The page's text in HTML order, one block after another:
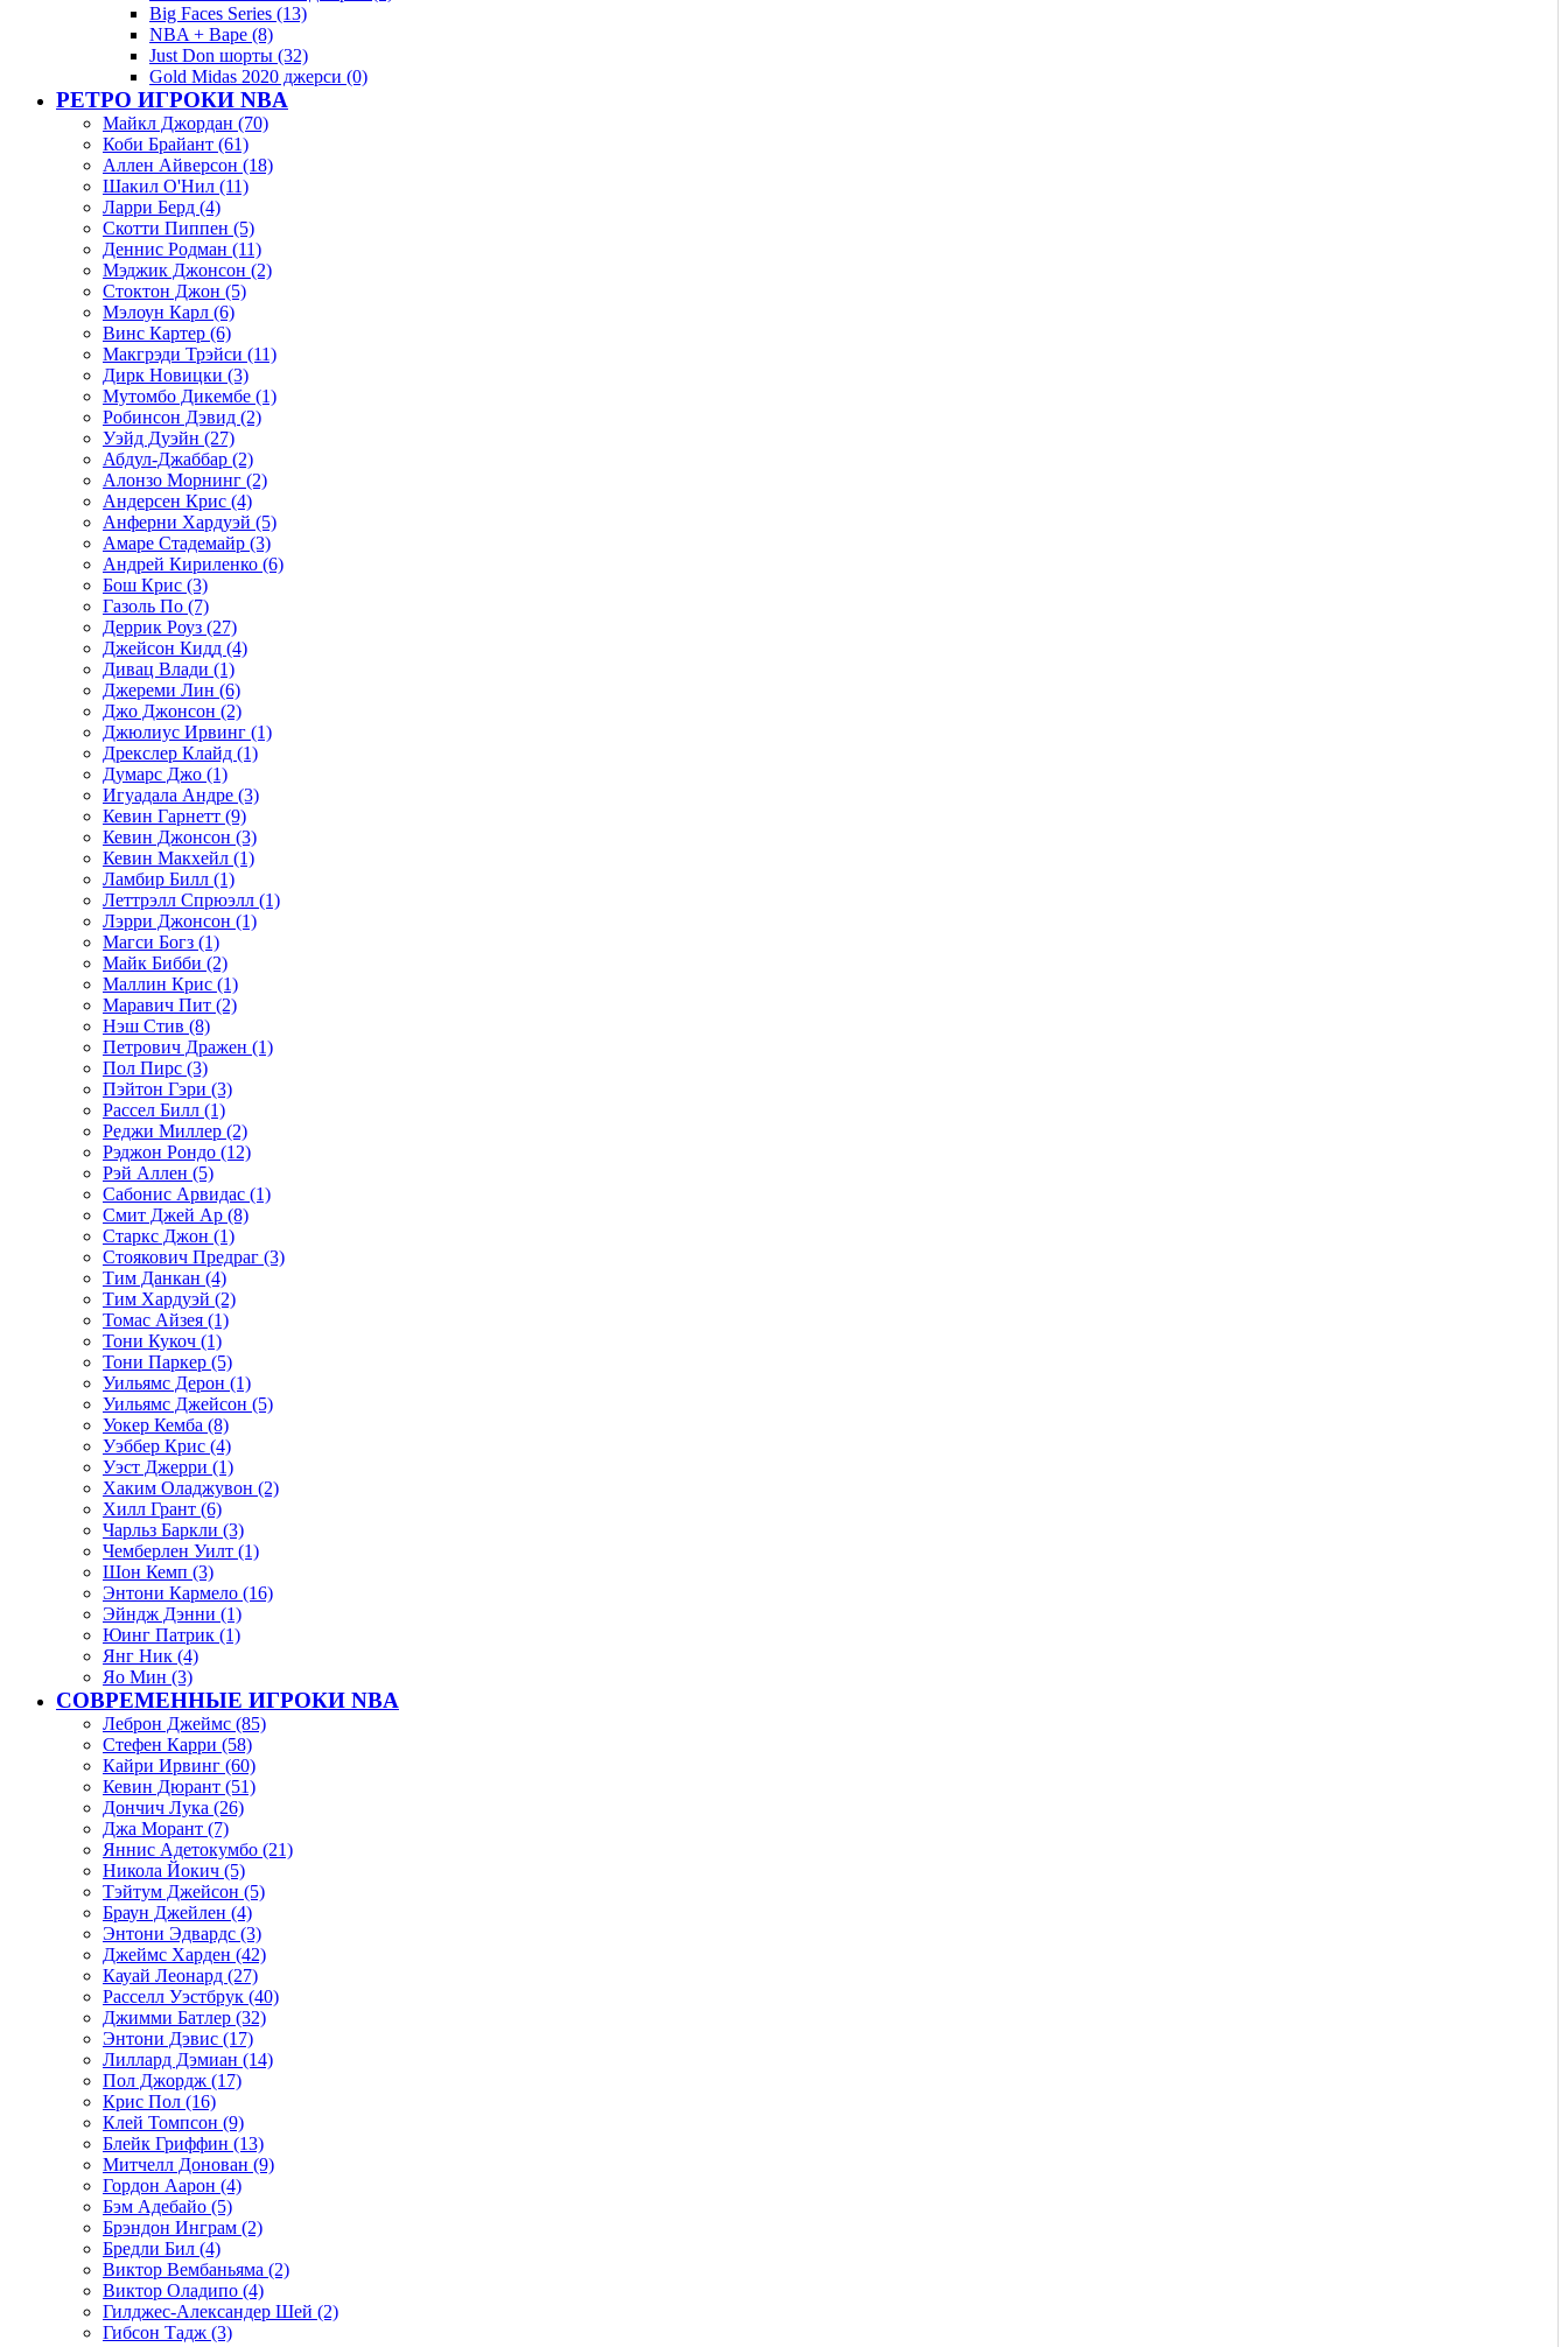
Big Faces Series (13)
NBA + Bape (8)
Just Don шорты (32)
Gold Midas 2020 джерси (0)
РЕТРО ИГРОКИ NBA
Майкл Джордан (70)
Коби Брайант (61)
Аллен Айверсон (18)
Шакил О'Нил (11)
Ларри Берд (4)
Скотти Пиппен (5)
Деннис Родман (11)
Мэджик Джонсон (2)
Стоктон Джон (5)
Мэлоун Карл (6)
Винс Картер (6)
Макгрэди Трэйси (11)
Дирк Новицки (3)
Мутомбо Дикембе (1)
Робинсон Дэвид (2)
Уэйд Дуэйн (27)
Абдул-Джаббар (2)
Алонзо Морнинг (2)
Андерсен Крис (4)
Анферни Xардуэй (5)
Амаре Стадемайр (3)
Андрей Кириленко (6)
Бош Крис (3)
Газоль По (7)
Деррик Роуз (27)
Джейсон Кидд (4)
Дивац Влади (1)
Джереми Лин (6)
Джо Джонсон (2)
Джюлиус Ирвинг (1)
Дрекслер Клайд (1)
Думарс Джо (1)
Игуадала Андре (3)
Кевин Гарнетт (9)
Кевин Джонсон (3)
Кевин Макхейл (1)
Ламбир Билл (1)
Леттрэлл Спрюэлл (1)
Лэрри Джонсон (1)
Магси Богз (1)
Майк Бибби (2)
Маллин Крис (1)
Маравич Пит (2)
Нэш Стив (8)
Петрович Дражен (1)
Пол Пирс (3)
Пэйтон Гэри (3)
Рассел Билл (1)
Реджи Миллер (2)
Рэджон Рондо (12)
Рэй Аллен (5)
Сабонис Арвидас (1)
Смит Джей Ар (8)
Старкс Джон (1)
Стоякович Предраг (3)
Тим Данкан (4)
Тим Хардуэй (2)
Томас Айзея (1)
Тони Кукоч (1)
Тони Паркер (5)
Уильямс Дерон (1)
Уильямс Джейсон (5)
Уокер Кемба (8)
Уэббер Крис (4)
Уэст Джерри (1)
Хаким Оладжувон (2)
Хилл Грант (6)
Чарльз Баркли (3)
Чемберлен Уилт (1)
Шон Кемп (3)
Энтони Кармело (16)
Эйндж Дэнни (1)
Юинг Патрик (1)
Янг Ник (4)
Яо Мин (3)
СОВРЕМЕННЫЕ ИГРОКИ NBA
Леброн Джеймс (85)
Стефен Карри (58)
Кайри Ирвинг (60)
Кевин Дюрант (51)
Дончич Лука (26)
Джа Морант (7)
Яннис Адетокумбо (21)
Никола Йокич (5)
Тэйтум Джейсон (5)
Браун Джейлен (4)
Энтони Эдвардс (3)
Джеймс Харден (42)
Кауай Леонард (27)
Расселл Уэстбрук (40)
Джимми Батлер (32)
Энтони Дэвис (17)
Лиллард Дэмиан (14)
Пол Джордж (17)
Крис Пол (16)
Клей Томпсон (9)
Блейк Гриффин (13)
Митчелл Донован (9)
Гордон Аарон (4)
Бэм Адебайо (5)
Брэндон Инграм (2)
Бредли Бил (4)
Виктор Вембаньяма (2)
Виктор Оладипо (4)
Гилджес-Александер Шей (2)
Гибсон Тадж (3)